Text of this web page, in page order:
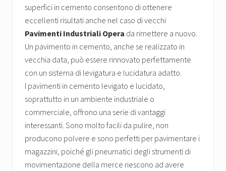
superfici in cemento consentono di ottenere
eccellenti risultati anche nel caso di vecchi
Pavimenti Industriali Opera da rimettere a nuovo.
Un pavimento in cemento, anche se realizzato in
vecchia data, può essere rinnovato perfettamente
con un sistema di levigatura e lucidatura adatto.
I pavimenti in cemento levigato e lucidato,
soprattutto in un ambiente industriale o
commerciale, offrono una serie di vantaggi
interessanti. Sono molto facili da pulire, non
producono polvere e sono perfetti per pavimentare i
magazzini, poiché gli pneumatici degli strumenti di
movimentazione della merce riescono ad avere